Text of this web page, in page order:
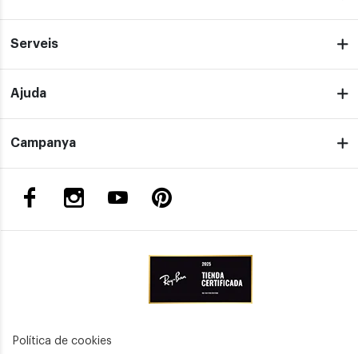
Serveis
Ajuda
Campanya
Política de cookies